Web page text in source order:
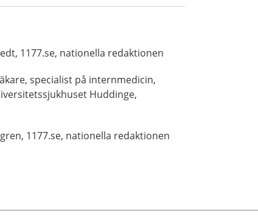
1177.se, nationella redaktionen
specialist på internmedicin,
Huddinge,
1177.se, nationella redaktionen